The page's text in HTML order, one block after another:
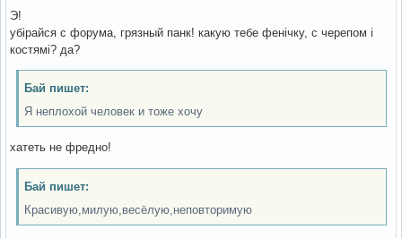
Э!
убірайся с форума, грязный панк! какую тебе фенічку, с черепом і
костямі? да?
Бай пишет:
Я неплохой человек и тоже хочу
хатеть не фредно!
Бай пишет:
Красивую,милую,весёлую,неповторимую